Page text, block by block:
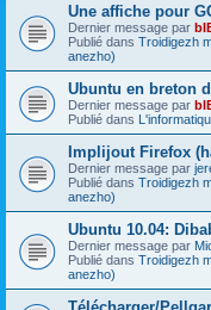
Une affiche pour
Dernier message par
Publié dans Troidigezh
anezho)
Ubuntu en breton
Dernier message par
Publié dans
Implijout Firefox
Dernier message par
Publié dans Troidigezh
anezho)
Ubuntu 10.04:
Dernier message par
Publié dans Troidigezh
anezho)
Télécharger/